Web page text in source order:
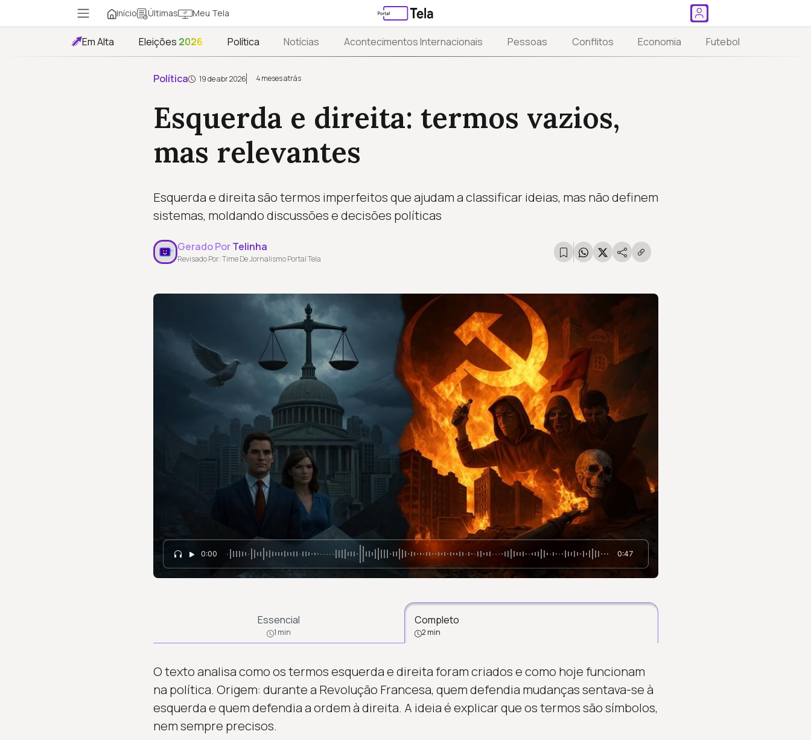
Início Últimas Meu Tela
Em Alta Eleições 2026 Política Notícias Acontecimentos Internacionais Pessoas Conflitos Economia Futebol
Política 19 de abr 2026 4 meses atrás
Esquerda e direita: termos vazios,
mas relevantes
Esquerda e direita são termos imperfeitos que ajudam a classificar ideias, mas não definem
sistemas, moldando discussões e decisões políticas
Gerado PorTelinha
Revisado Por: Time De Jornalismo Portal Tela
0:00 0:47
Essencial
1 min
Completo
2 min
O texto analisa como os termos esquerda e direita foram criados e como hoje funcionam
na política. Origem: durante a Revolução Francesa, quem defendia mudanças sentava-se à
esquerda e quem defendia a ordem à direita. A ideia é explicar que os termos são símbolos,
nem sempre precisos.